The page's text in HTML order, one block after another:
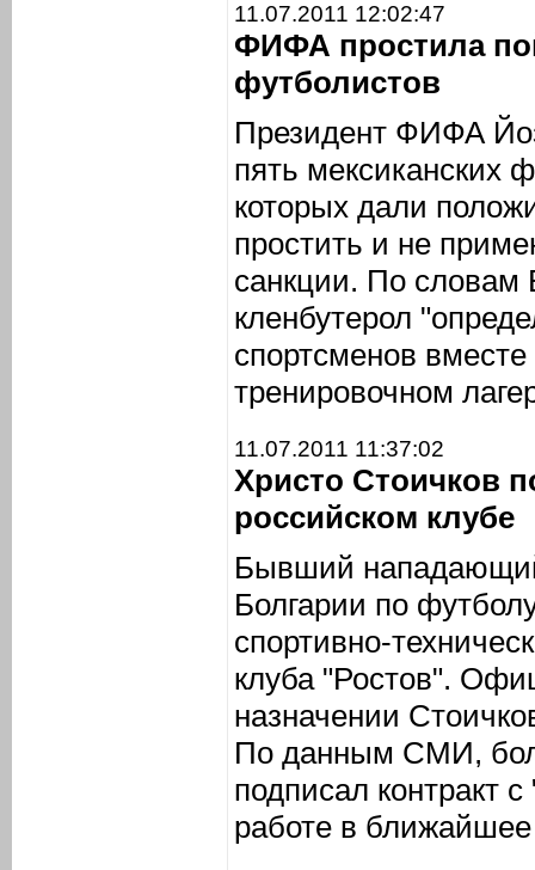
11.07.2011 12:02:47
ФИФА простила
футболистов
Президент ФИФА
пять мексиканских
которых дали
простить и не
санкции. По словам
кленбутерол
спортсменов
тренировочном
11.07.2011 11:37:02
Христо Стоичков
российском клубе
Бывший
Болгарии по
спортивно-
клуба "Ростов".
назначении
По данным СМИ,
подписал контракт
работе в